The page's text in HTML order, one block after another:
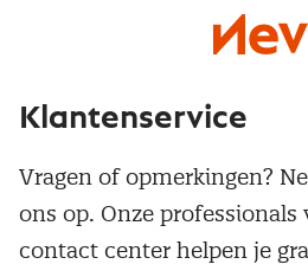
Klantenservice
Vragen of opmerkingen?
ons op. Onze professionals
contact center helpen je